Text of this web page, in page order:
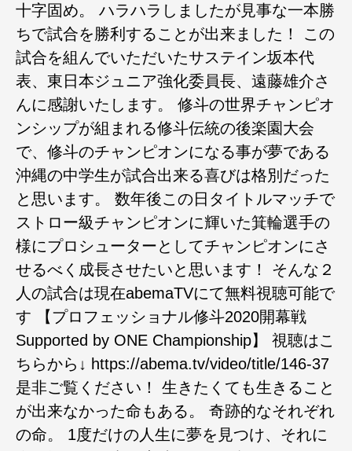
十字固め。 ハラハラしましたが見事な一本勝
ちで試合を勝利することが出来ました！ この
試合を組んでいただいたサステイン坂本代
表、東日本ジュニア強化委員長、遠藤雄介さ
んに感謝いたします。 修斗の世界チャンピオ
ンシップが組まれる修斗伝統の後楽園大会
で、修斗のチャンピオンになる事が夢である
沖縄の中学生が試合出来る喜びは格別だった
と思います。 数年後この日タイトルマッチで
ストロー級チャンピオンに輝いた箕輪選手の
様にプロシューターとしてチャンピオンにさ
せるべく成長させたいと思います！ そんな２
人の試合は現在abemaTVにて無料視聴可能で
す 【プロフェッショナル修斗2020開幕戦
Supported by ONE Championship】 視聴はこ
ちらから↓ https://abema.tv/video/title/146-37
是非ご覧ください！ 生きたくても生きること
が出来なかった命もある。 奇跡的なそれぞれ
の命。 1度だけの人生に夢を見つけ、それに